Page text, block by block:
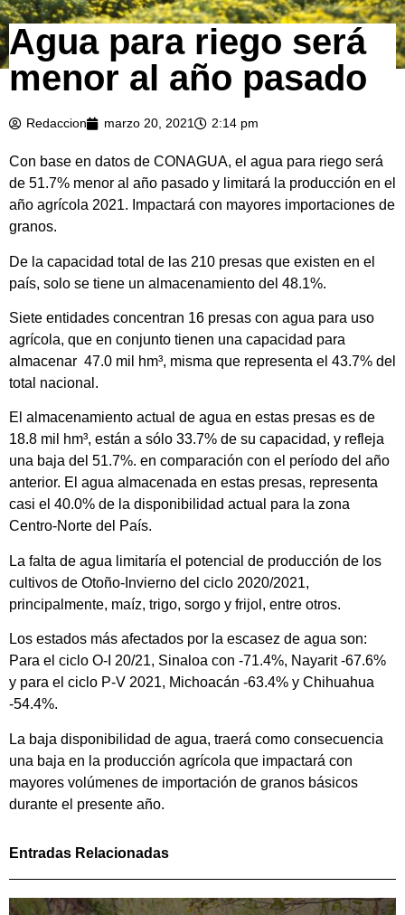
Agua para riego será
menor al año pasado
Redaccion marzo 20, 2021 2:14 pm
Con base en datos de CONAGUA, el agua para riego será
de 51.7% menor al año pasado y limitará la producción en el
año agrícola 2021. Impactará con mayores importaciones de
granos.
De la capacidad total de las 210 presas que existen en el
país, solo se tiene un almacenamiento del 48.1%.
Siete entidades concentran 16 presas con agua para uso
agrícola, que en conjunto tienen una capacidad para
almacenar 47.0 mil hm³, misma que representa el 43.7% del
total nacional.
El almacenamiento actual de agua en estas presas es de
18.8 mil hm³, están a sólo 33.7% de su capacidad, y refleja
una baja del 51.7%. en comparación con el período del año
anterior. El agua almacenada en estas presas, representa
casi el 40.0% de la disponibilidad actual para la zona
Centro-Norte del País.
La falta de agua limitaría el potencial de producción de los
cultivos de Otoño-Invierno del ciclo 2020/2021,
principalmente, maíz, trigo, sorgo y frijol, entre otros.
Los estados más afectados por la escasez de agua son:
Para el ciclo O-I 20/21, Sinaloa con -71.4%, Nayarit -67.6%
y para el ciclo P-V 2021, Michoacán -63.4% y Chihuahua
-54.4%.
La baja disponibilidad de agua, traerá como consecuencia
una baja en la producción agrícola que impactará con
mayores volúmenes de importación de granos básicos
durante el presente año.
Entradas Relacionadas